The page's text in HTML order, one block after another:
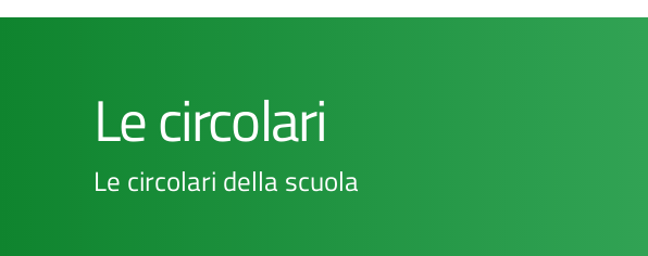
Le circolari
Le circolari della scuola